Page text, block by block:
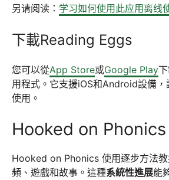
另请阅读： 学习如何使用此应用离线
下載Reading Eggs
您可以從App Store或Google Play
用程式。它支援iOS和Android設備
使用。
Hooked on
Hooked on Phonics 使用逐步方法
頻、遊戲和故事。這種系統性進展能